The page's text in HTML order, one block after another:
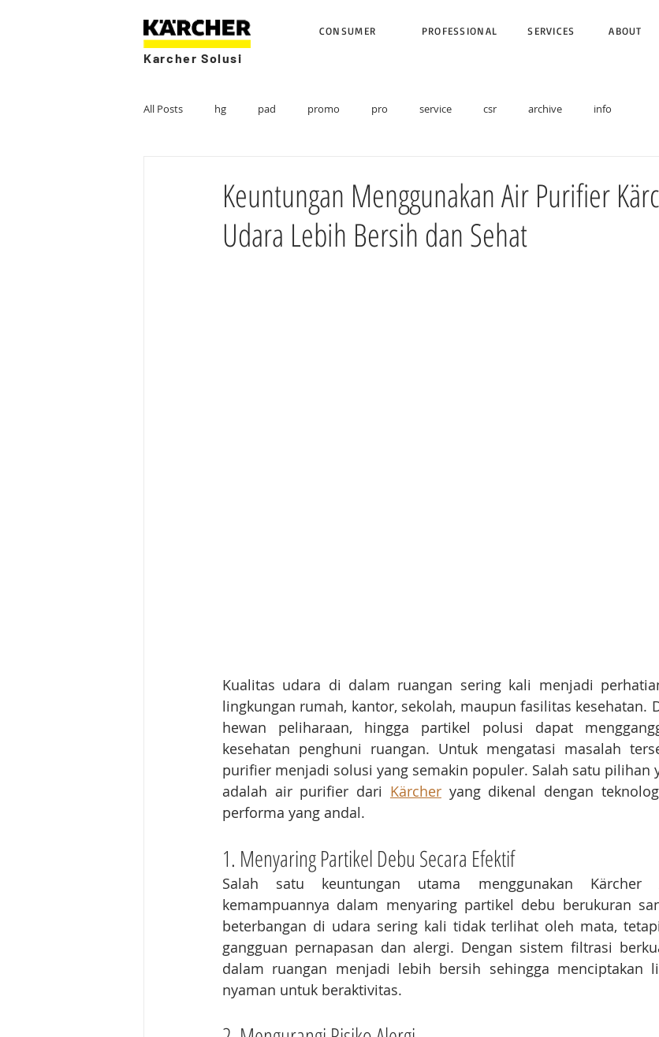
CONSUMER PROFESSIONAL SERVICES ABOUT
Karcher Solusi
All Posts hg pad promo pro service csr archive info
Keuntungan Menggunakan Air Purifier
Udara Lebih Bersih dan Sehat
Kualitas udara di dalam ruangan sering kali menjadi
lingkungan rumah, kantor, sekolah, maupun fasilitas kesehatan.
hewan peliharaan, hingga partikel polusi dapat
kesehatan penghuni ruangan. Untuk mengatasi masalah
purifier menjadi solusi yang semakin populer. Salah satu pilihan
adalah air purifier dari Kärcher yang dikenal dengan
performa yang andal.
1. Menyaring Partikel Debu Secara Efektif
Salah satu keuntungan utama menggunakan
kemampuannya dalam menyaring partikel debu berukuran
beterbangan di udara sering kali tidak terlihat oleh mata,
gangguan pernapasan dan alergi. Dengan sistem filtrasi
dalam ruangan menjadi lebih bersih sehingga menciptakan
nyaman untuk beraktivitas.